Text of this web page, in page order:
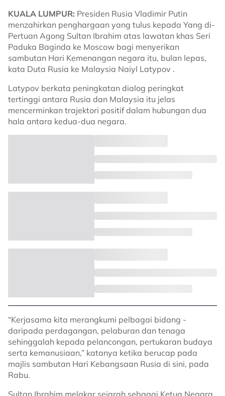
KUALA LUMPUR: Presiden Rusia Vladimir Putin
menzahirkan penghargaan yang tulus kepada Yang di-
Pertuan Agong Sultan Ibrahim atas lawatan khas Seri
Paduka Baginda ke Moscow bagi menyerikan
sambutan Hari Kemenangan negara itu, bulan lepas,
kata Duta Rusia ke Malaysia Naiyl Latypov .
Latypov berkata peningkatan dialog peringkat
tertinggi antara Rusia dan Malaysia itu jelas
mencerminkan trajektori positif dalam hubungan dua
hala antara kedua-dua negara.
“Kerjasama kita merangkumi pelbagai bidang -
daripada perdagangan, pelaburan dan tenaga
sehinggalah kepada pelancongan, pertukaran budaya
serta kemanusiaan,” katanya ketika berucap pada
majlis sambutan Hari Kebangsaan Rusia di sini, pada
Rabu.
Sultan Ibrahim melakar sejarah sebagai Ketua Negara